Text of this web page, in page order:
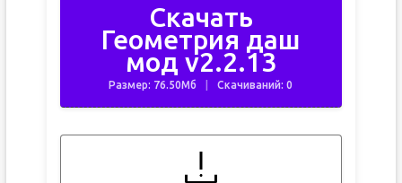
Скачать
Геометрия даш
мод v2.2.13
Размер: 76.50Мб Скачиваний: 0